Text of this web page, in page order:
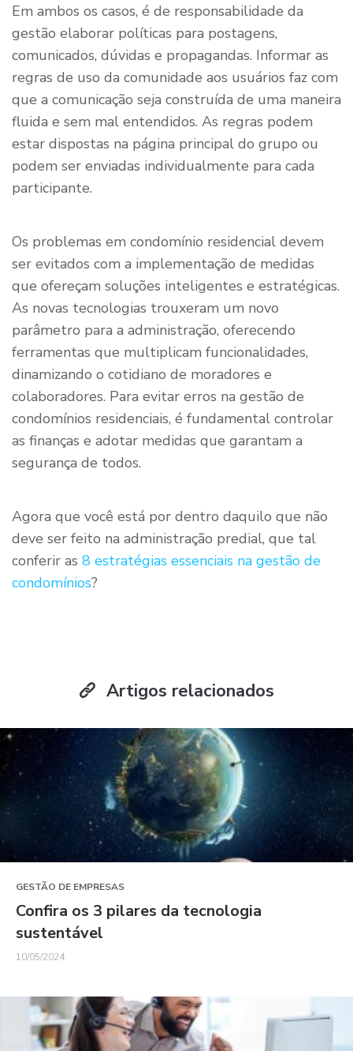
Em ambos os casos, é de responsabilidade da
gestão elaborar políticas para postagens,
comunicados, dúvidas e propagandas. Informar as
regras de uso da comunidade aos usuários faz com
que a comunicação seja construída de uma maneira
fluida e sem mal entendidos. As regras podem
estar dispostas na página principal do grupo ou
podem ser enviadas individualmente para cada
participante.
Os problemas em condomínio residencial devem
ser evitados com a implementação de medidas
que ofereçam soluções inteligentes e estratégicas.
As novas tecnologias trouxeram um novo
parâmetro para a administração, oferecendo
ferramentas que multiplicam funcionalidades,
dinamizando o cotidiano de moradores e
colaboradores. Para evitar erros na gestão de
condomínios residenciais, é fundamental controlar
as finanças e adotar medidas que garantam a
segurança de todos.
Agora que você está por dentro daquilo que não
deve ser feito na administração predial, que tal
conferir as 8 estratégias essenciais na gestão de
condomínios?
Artigos relacionados
GESTÃO DE EMPRESAS
Confira os 3 pilares da tecnologia
sustentável
10/05/2024